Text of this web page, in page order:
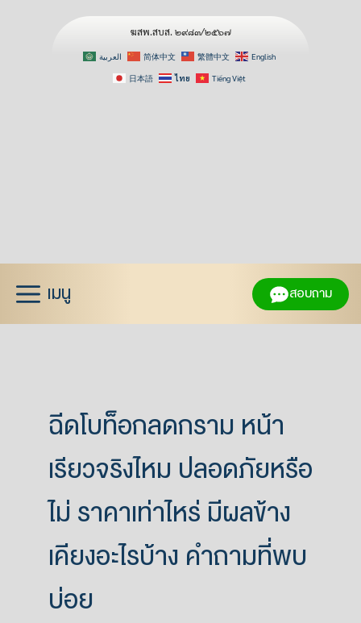
ฆสพ.สบส. ๒๙๘๓/๒๕๖๗
العربية 简体中文 繁體中文 English
日本語 ไทย Tiếng Việt
เมนู สอบถาม
ฉีดโบท็อกลดกราม หน้า
เรียวจริงไหม ปลอดภัยหรือ
ไม่ ราคาเท่าไหร่ มีผลข้าง
เคียงอะไรบ้าง คำถามที่พบ
บ่อย